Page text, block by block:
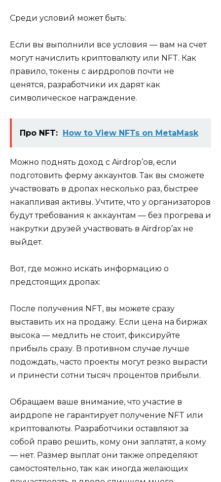
Среди условий может быть:
Если вы выполнили все условия — вам на счет
могут начислить криптовалюту или NFT. Как
правило, токены с аирдропов почти не
ценятся, разработчики их дарят как
символическое награждение.
Про NFT: How to View NFTs on MetaMask
Можно поднять доход с Airdrop’ов, если
подготовить ферму аккаунтов. Так вы сможете
участвовать в дропах несколько раз, быстрее
накапливая активы. Учтите, что у организаторов
будут требования к аккаунтам — без прогрева и
накрутки друзей участвовать в Airdrop’ах не
выйдет.
Вот, где можно искать информацию о
предстоящих дропах:
После получения NFT, вы можете сразу
выставить их на продажу. Если цена на биржах
высока — медлить не стоит, фиксируйте
прибыль сразу. В противном случае лучше
подождать, часто проекты могут резко вырасти
и принести сотни тысяч процентов прибыли.
Обращаем ваше внимание, что участие в
аирдропе не гарантирует получение NFT или
криптовалюты. Разработчики оставляют за
собой право решить, кому они заплатят, а кому
— нет. Размер выплат они также определяют
самостоятельно, так как иногда желающих